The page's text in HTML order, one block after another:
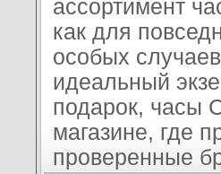
ассортимент
как для
особых
идеальный
подарок, часы
магазине, где
проверенные